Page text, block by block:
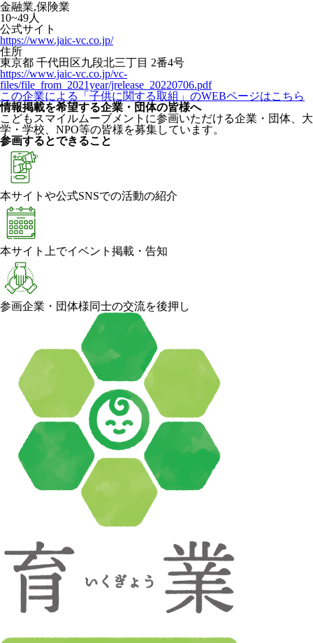
金融業,保険業
10~49人
公式サイト
https://www.jaic-vc.co.jp/
住所
東京都 千代田区九段北三丁目 2番4号
https://www.jaic-vc.co.jp/vc-
files/file_from_2021year/jrelease_20220706.pdf
この企業による「子供に関する取組」のWEBページはこちら
情報掲載を希望する企業・団体の皆様へ
こどもスマイルムーブメントに参画いただける企業・団体、大
学・学校、NPO等の皆様を募集しています。
参画するとできること
本サイトや公式SNSでの活動の紹介
本サイト上でイベント掲載・告知
参画企業・団体様同士の交流を後押し